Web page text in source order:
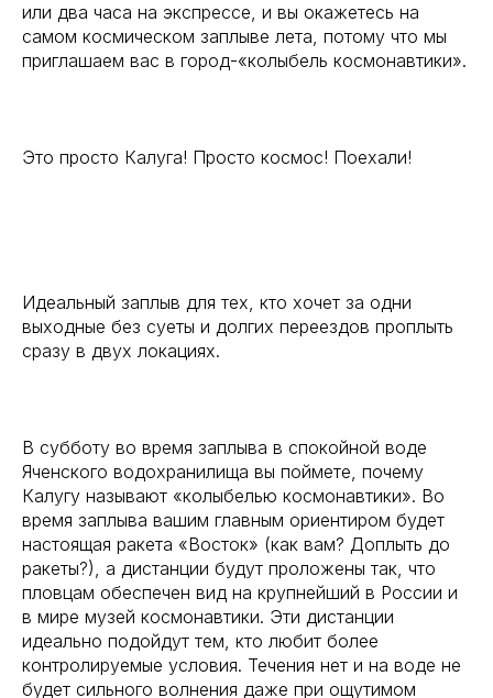
или два часа на экспрессе, и вы окажетесь на
самом космическом заплыве лета, потому что мы
приглашаем вас в город-«колыбель космонавтики».
Это просто Калуга! Просто космос! Поехали!
Идеальный заплыв для тех, кто хочет за одни
выходные без суеты и долгих переездов проплыть
сразу в двух локациях.
В субботу во время заплыва в спокойной воде
Яченского водохранилища вы поймете, почему
Калугу называют «колыбелью космонавтики». Во
время заплыва вашим главным ориентиром будет
настоящая ракета «Восток» (как вам? Доплыть до
ракеты?), а дистанции будут проложены так, что
пловцам обеспечен вид на крупнейший в России и
в мире музей космонавтики. Эти дистанции
идеально подойдут тем, кто любит более
контролируемые условия. Течения нет и на воде не
будет сильного волнения даже при ощутимом